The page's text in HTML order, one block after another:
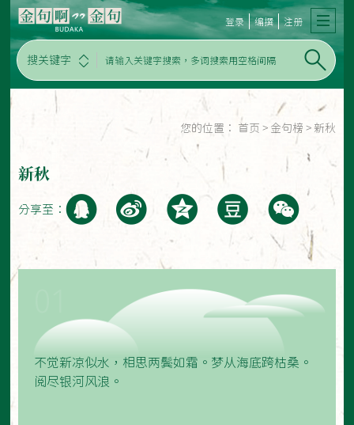
搜关键字
登录 编撰 注册
您的位置： 首页 > 金句榜 > 新秋
新秋
分享至：
不觉新凉似水，相思两鬓如霜。梦从海底跨枯桑。
阅尽银河风浪。